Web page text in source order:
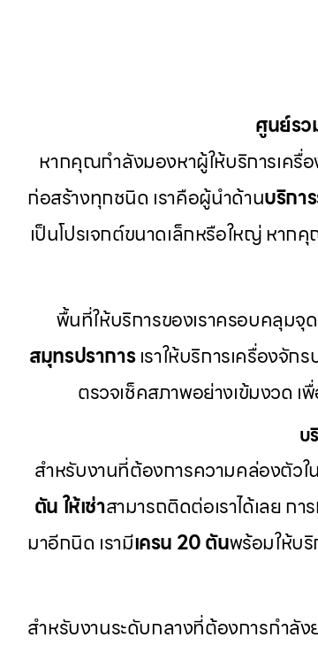
ศูนย์รว
หากคุณกำลังมองหาผู้ให้บริการเครื่
ก่อสร้างทุกชนิด เราคือผู้นำด้านบริกา
เป็นโปรเจกต์ขนาดเล็กหรือใหญ่ หา
พื้นที่ให้บริการของเราครอบคลุมจุ
สมุทรปราการเราให้บริการเครื่องจัก
ตรวจเช็คสภาพอย่างเข้มงวด เ
บ
สำหรับงานที่ต้องการความคล่องตัวใ
ตัน ให้เช่าสามารถติดต่อเราได้เลย การ
มาอีกนิด เรามีเครน 20 ตันพร้อมให้บ
สำหรับงานระดับกลางที่ต้องการกำลัง